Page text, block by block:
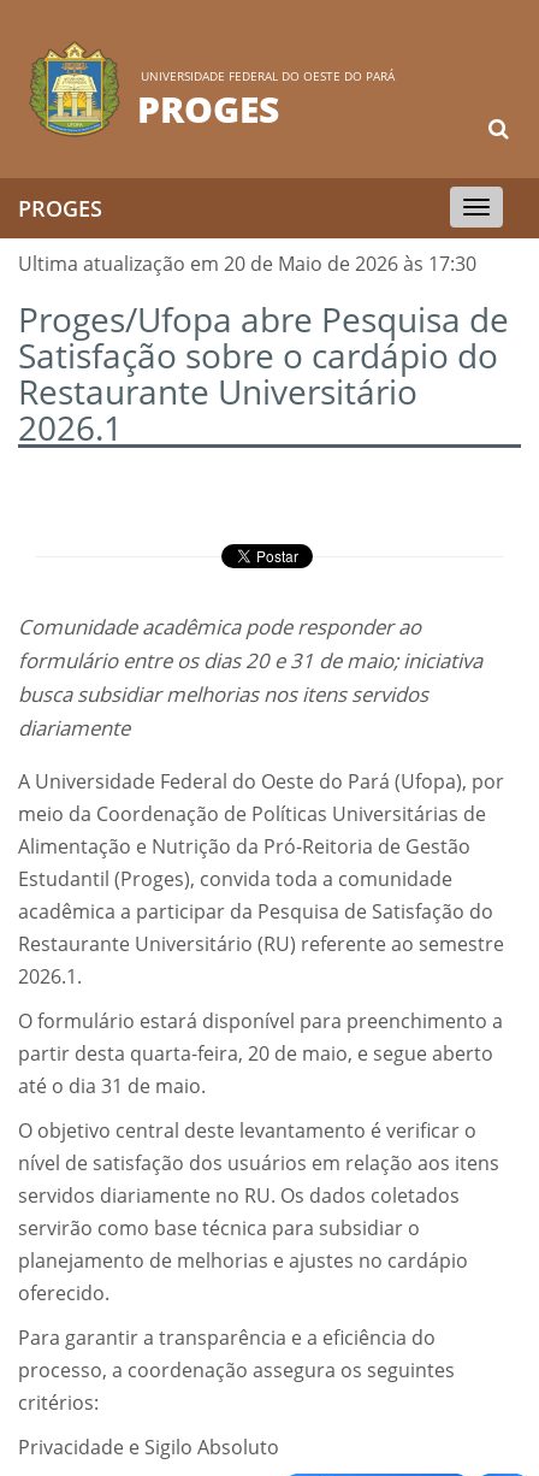
UNIVERSIDADE FEDERAL DO OESTE DO PARÁ
PROGES
Toggle
navigation
PROGES
Ultima atualização em 20 de Maio de 2026 às 17:30
Proges/Ufopa abre Pesquisa de
Satisfação sobre o cardápio do
Restaurante Universitário
2026.1
Comunidade acadêmica pode responder ao
formulário entre os dias 20 e 31 de maio; iniciativa
busca subsidiar melhorias nos itens servidos
diariamente
A Universidade Federal do Oeste do Pará (Ufopa), por
meio da Coordenação de Políticas Universitárias de
Alimentação e Nutrição da Pró-Reitoria de Gestão
Estudantil (Proges), convida toda a comunidade
acadêmica a participar da Pesquisa de Satisfação do
Restaurante Universitário (RU) referente ao semestre
2026.1.
O formulário estará disponível para preenchimento a
partir desta quarta-feira, 20 de maio, e segue aberto
até o dia 31 de maio.
O objetivo central deste levantamento é verificar o
nível de satisfação dos usuários em relação aos itens
servidos diariamente no RU. Os dados coletados
servirão como base técnica para subsidiar o
planejamento de melhorias e ajustes no cardápio
oferecido.
Para garantir a transparência e a eficiência do
processo, a coordenação assegura os seguintes
critérios:
Privacidade e Sigilo Absoluto